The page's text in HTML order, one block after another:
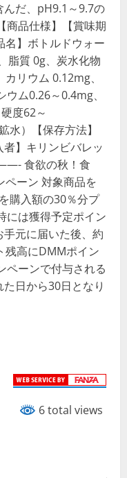
んだ、pH9.1～9.7の
商品仕様】【賞味期
名】ボトルドウォー
脂質 0g、炭水化物
リウム 0.12mg、
ム0.26～0.4mg、
度62～
）【保存方法】
】キリンビバレッ
食欲の秋！食
ペーン 対象商品を
購入額の30％分プ
には獲得予定ポイン
手元に届いた後、約
残高にDMMポイン
ペーンで付与される
日から30日となり
6 total views